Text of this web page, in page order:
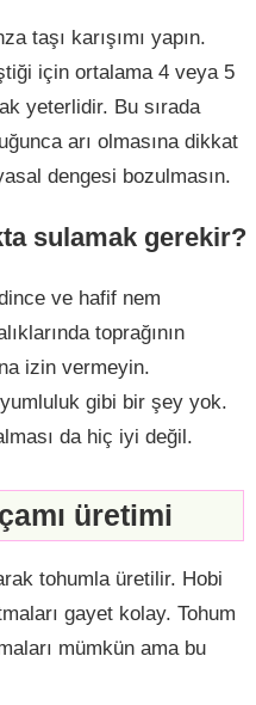
taşı karışımı yapın.
için ortalama 4 veya 5
yeterlidir. Bu sırada
arı olmasına dikkat
dengesi bozulmasın.
sulamak gerekir?
ve hafif nem
toprağının
izin vermeyin.
gibi bir şey yok.
da hiç iyi değil.
üretimi
tohumla üretilir. Hobi
gayet kolay. Tohum
mümkün ama bu